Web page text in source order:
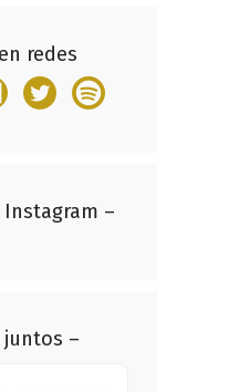
redes
–
juntos –